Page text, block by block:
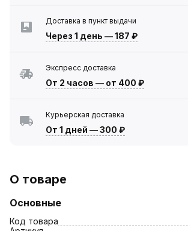
Доставка в пункт выдачи
Через 1 день —187 ₽
Экспресс доставка
От 2 часов — от 400 ₽
Курьерская доставка
От 1 дней —300 ₽
О товаре
Основные
Код товара